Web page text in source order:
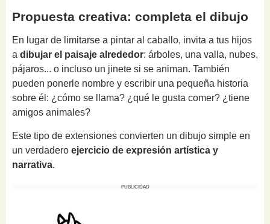
Propuesta creativa: completa el dibujo
En lugar de limitarse a pintar al caballo, invita a tus hijos
a dibujar el paisaje alrededor: árboles, una valla, nubes,
pájaros... o incluso un jinete si se animan. También
pueden ponerle nombre y escribir una pequeña historia
sobre él: ¿cómo se llama? ¿qué le gusta comer? ¿tiene
amigos animales?
Este tipo de extensiones convierten un dibujo simple en
un verdadero ejercicio de expresión artística y
narrativa.
PUBLICIDAD